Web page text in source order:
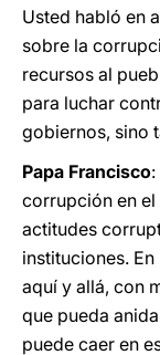
Usted habló en
sobre la
recursos al
para luchar
gobiernos, sino
Papa Francisco
corrupción en el
actitudes
instituciones.
aquí y allá, con
que pueda
puede caer en